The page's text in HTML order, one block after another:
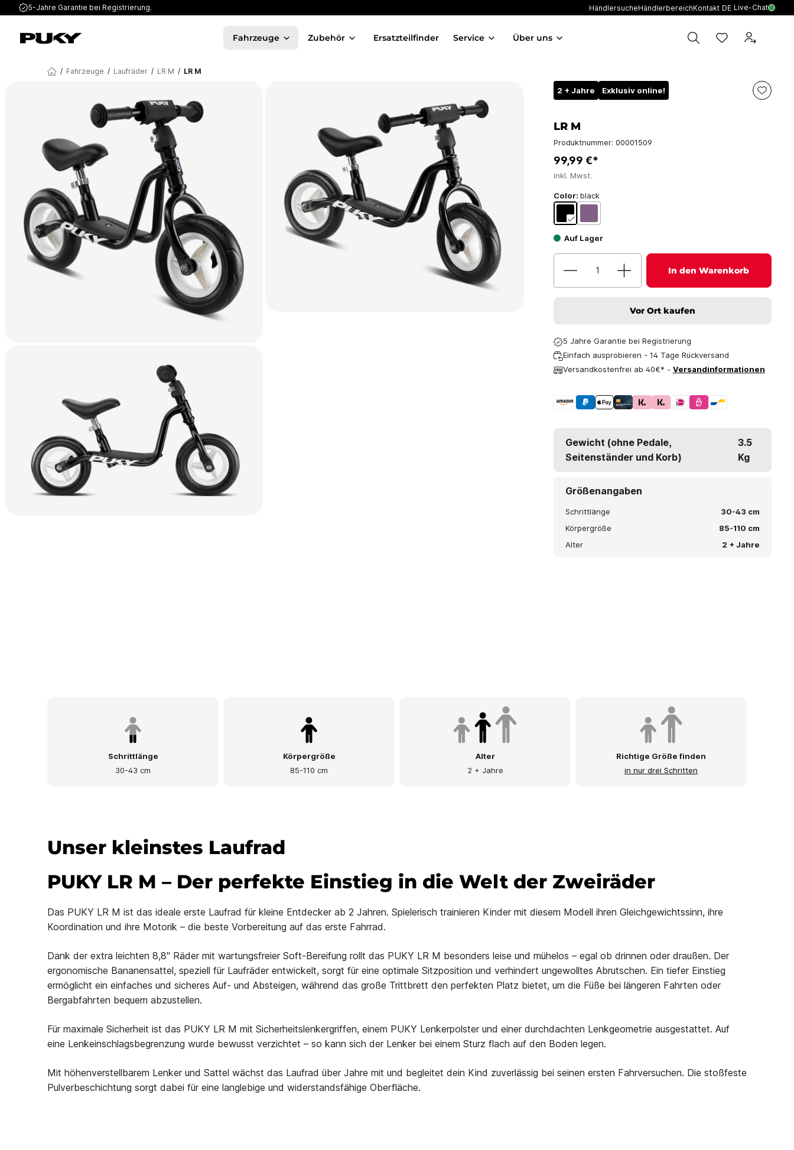
5-Jahre Garantie bei Registrierung. HändlersucheHändlerbereichKontakt DE Live-Chat
Fahrzeuge Zubehör Ersatzteilfinder Service Über uns
/ Fahrzeuge / Laufräder / LR M / LR M
2 + Jahre Exklusiv online!
LR M
Produktnummer: 00001509
99,99 €*
inkl. Mwst.
Color: black
Auf Lager
In den Warenkorb
Vor Ort kaufen
5 Jahre Garantie bei Registrierung
Einfach ausprobieren - 14 Tage Rückversand
Versandkostenfrei ab 40€* - Versandinformationen
Gewicht (ohne Pedale,
Seitenständer und Korb)
3.5
Kg
Größenangaben
Schrittlänge
30-43 cm
Körpergröße
85-110 cm
Alter
2 + Jahre
Schrittlänge
30-43 cm
Körpergröße
85-110 cm
Alter
2 + Jahre
Richtige Größe finden
in nur drei Schritten
Unser kleinstes Laufrad
PUKY LR M – Der perfekte Einstieg in die Welt der Zweiräder
Das PUKY LR M ist das ideale erste Laufrad für kleine Entdecker ab 2 Jahren. Spielerisch trainieren Kinder mit diesem Modell ihren Gleichgewichtssinn, ihre
Koordination und ihre Motorik – die beste Vorbereitung auf das erste Fahrrad.
Dank der extra leichten 8,8" Räder mit wartungsfreier Soft-Bereifung rollt das PUKY LR M besonders leise und mühelos – egal ob drinnen oder draußen. Der
ergonomische Bananensattel, speziell für Laufräder entwickelt, sorgt für eine optimale Sitzposition und verhindert ungewolltes Abrutschen. Ein tiefer Einstieg
ermöglicht ein einfaches und sicheres Auf- und Absteigen, während das große Trittbrett den perfekten Platz bietet, um die Füße bei längeren Fahrten oder
Bergabfahrten bequem abzustellen.
Für maximale Sicherheit ist das PUKY LR M mit Sicherheitslenkergriffen, einem PUKY Lenkerpolster und einer durchdachten Lenkgeometrie ausgestattet. Auf
eine Lenkeinschlagsbegrenzung wurde bewusst verzichtet – so kann sich der Lenker bei einem Sturz flach auf den Boden legen.
Mit höhenverstellbarem Lenker und Sattel wächst das Laufrad über Jahre mit und begleitet dein Kind zuverlässig bei seinen ersten Fahrversuchen. Die stoßfeste
Pulverbeschichtung sorgt dabei für eine langlebige und widerstandsfähige Oberfläche.